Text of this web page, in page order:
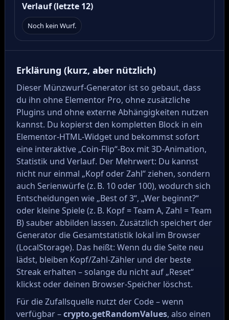
Verlauf (letzte 12)
Noch kein Wurf.
Erklärung (kurz, aber nützlich)
Dieser Münzwurf‑Generator ist so gebaut, dass
du ihn ohne Elementor Pro, ohne zusätzliche
Plugins und ohne externe Abhängigkeiten nutzen
kannst. Du kopierst den kompletten Block in ein
Elementor‑HTML‑Widget und bekommst sofort
eine interaktive „Coin‑Flip“-Box mit 3D‑Animation,
Statistik und Verlauf. Der Mehrwert: Du kannst
nicht nur einmal „Kopf oder Zahl“ ziehen, sondern
auch Serienwürfe (z. B. 10 oder 100), wodurch sich
Entscheidungen wie „Best of 3“, „Wer beginnt?“
oder kleine Spiele (z. B. Kopf = Team A, Zahl = Team
B) sauber abbilden lassen. Zusätzlich speichert der
Generator die Gesamtstatistik lokal im Browser
(LocalStorage). Das heißt: Wenn du die Seite neu
lädst, bleiben Kopf/Zahl‑Zähler und der beste
Streak erhalten – solange du nicht auf „Reset“
klickst oder deinen Browser‑Speicher löschst.
Für die Zufallsquelle nutzt der Code – wenn
verfügbar –crypto.getRandomValues, also einen